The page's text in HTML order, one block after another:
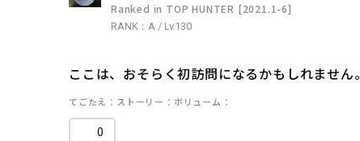
Ranked in TOP HUNTER [2021.1-6]
RANK：A / Lv.130
ここは、おそらく初訪問になるかもしれません。
てごたえ ストーリー ボリューム
0